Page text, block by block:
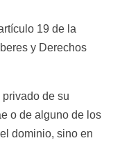
19 de la
y Derechos
de su
o de alguno de los
dominio, sino en